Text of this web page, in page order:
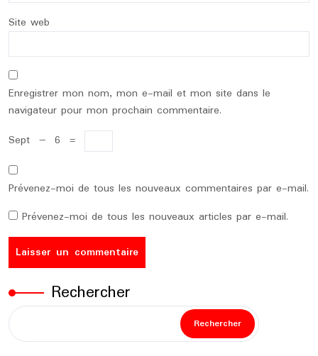
Site web
Enregistrer mon nom, mon e-mail et mon site dans le
navigateur pour mon prochain commentaire.
Sept − 6 =
Prévenez-moi de tous les nouveaux commentaires par e-mail.
Prévenez-moi de tous les nouveaux articles par e-mail.
Rechercher
Rechercher